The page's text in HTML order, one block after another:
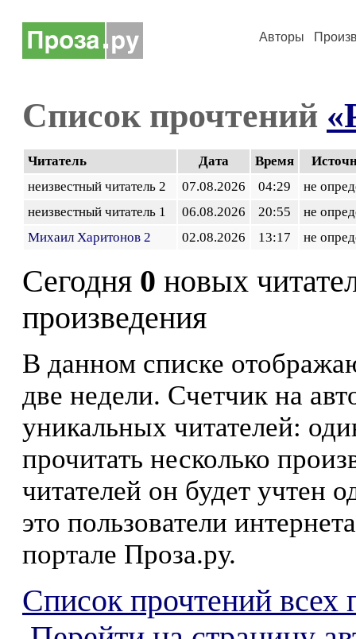
Авторы
Список прочтений
Читатель Дата Время
неизвестный читатель 2
07.08.2026 04:29
не
неизвестный читатель 1
06.08.2026 20:55
не
Михаил Харитонов 2
02.08.2026 13:17 не
Сегодня 0 новых
произведения
В данном списке
две недели. Счетчик на
уникальных читателей:
прочитать несколько
читателей он будет учтен
это пользователи
портале Проза.ру.
Список прочтений всех